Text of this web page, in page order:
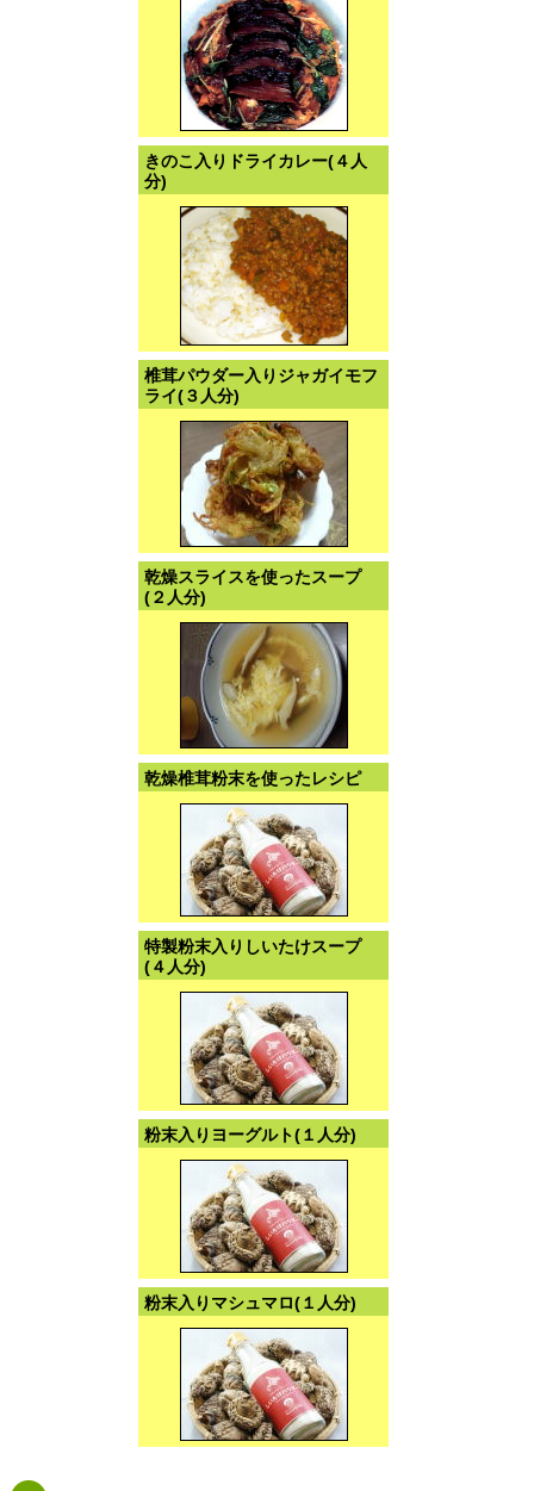
きのこ入りドライカレー(４人
分)
椎茸パウダー入りジャガイモフ
ライ(３人分)
乾燥スライスを使ったスープ
(２人分)
乾燥椎茸粉末を使ったレシピ
特製粉末入りしいたけスープ
(４人分)
粉末入りヨーグルト(１人分)
粉末入りマシュマロ(１人分)